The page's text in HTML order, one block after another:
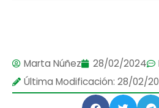
Marta Núñez 28/02/2024
Última Modificación: 28/02/